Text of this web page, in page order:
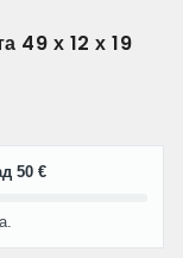
49 х 12 х 19
50 €